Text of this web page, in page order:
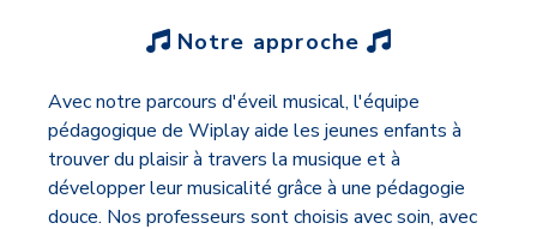
Notre approche
Avec notre parcours d'éveil musical, l'équipe
pédagogique de Wiplay aide les jeunes enfants à
trouver du plaisir à travers la musique et à
développer leur musicalité grâce à une pédagogie
douce. Nos professeurs sont choisis avec soin, avec